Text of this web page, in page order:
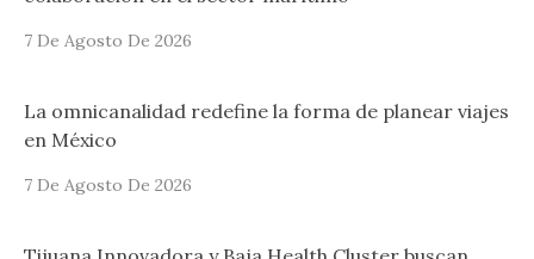
7 De Agosto De 2026
La omnicanalidad redefine la forma de planear viajes
en México
7 De Agosto De 2026